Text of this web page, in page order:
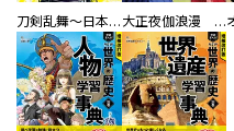
刀剣乱舞～日本号つれづれ酒～ 大正夜伽浪漫 －金曜日の花嫁—